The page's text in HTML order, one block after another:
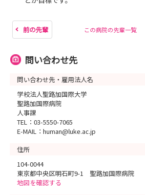
前の先輩 この病院の先輩一覧
問い合わせ先
問い合わせ先・雇用法人名
学校法人聖路加国際大学
聖路加国際病院
人事課
TEL：03-5550-7065
E-MAIL：human@luke.ac.jp
住所
104-0044
東京都中央区明石町9-1 聖路加国際病院
地図を確認する